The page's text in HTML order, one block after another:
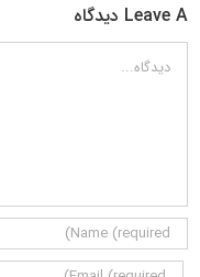
Leave A دیدگاه
دیدگاه